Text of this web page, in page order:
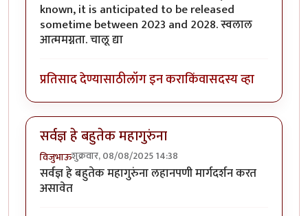
known, it is anticipated to be released
sometime between 2023 and 2028. स्वलाल
आत्ममग्नता. चालू द्या
प्रतिसाद देण्यासाठीलॉग इन कराकिंवासदस्य व्हा
सर्वज्ञ हे बहुतेक महागुरुंना
विजुभाऊशुक्रवार, 08/08/2025 14:38
सर्वज्ञ हे बहुतेक महागुरुंना लहानपणी मार्गदर्शन करत
असावेत